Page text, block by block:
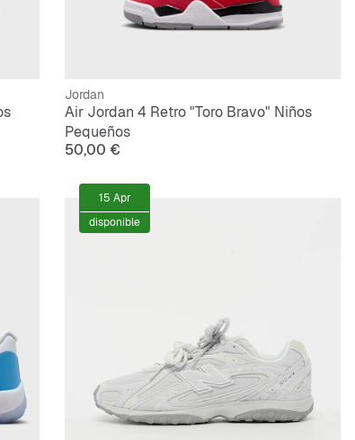
Jordan
Air Jordan 4 Retro "Toro Bravo" Niños
Pequeños
50,00 €
15 Apr
disponible